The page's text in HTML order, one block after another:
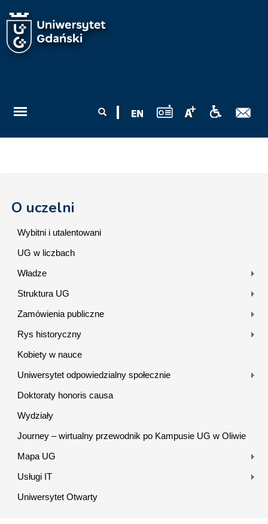
wyszukiwania
O uczelni
Wybitni i utalentowani
UG w liczbach
Władze
Struktura UG
Zamówienia publiczne
Rys historyczny
Kobiety w nauce
Uniwersytet odpowiedzialny społecznie
Doktoraty honoris causa
Wydziały
Journey – wirtualny przewodnik po Kampusie UG w Oliwie
Mapa UG
Usługi IT
Uniwersytet Otwarty